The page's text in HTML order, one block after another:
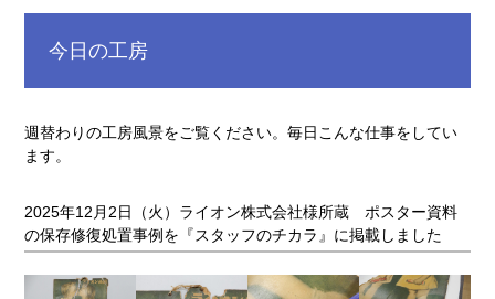
今日の工房
週替わりの工房風景をご覧ください。毎日こんな仕事をしてい
ます。
2025年12月2日（火）ライオン株式会社様所蔵 ポスター資料
の保存修復処置事例を『スタッフのチカラ』に掲載しました